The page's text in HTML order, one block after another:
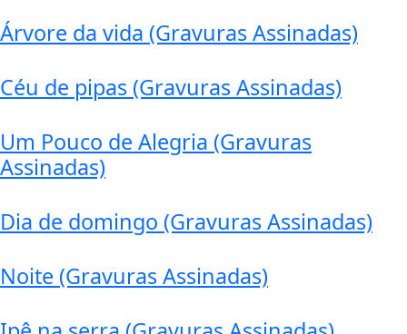
Árvore da vida (Gravuras Assinadas)
Céu de pipas (Gravuras Assinadas)
Um Pouco de Alegria (Gravuras
Assinadas)
Dia de domingo (Gravuras Assinadas)
Noite (Gravuras Assinadas)